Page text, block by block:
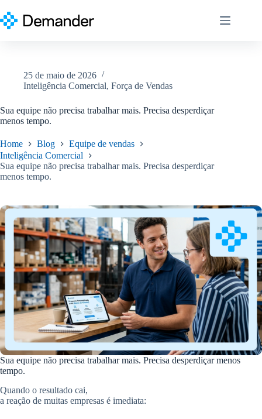
para
o
25 de maio de 2026
Inteligência Comercial, Força de Vendas
Sua equipe não precisa trabalhar mais. Precisa desperdiçar
menos tempo.
Home Blog
Equipe de vendas
Inteligência Comercial
Sua equipe não precisa trabalhar mais. Precisa desperdiçar
menos tempo.
Sua equipe não precisa trabalhar mais. Precisa desperdiçar menos
tempo.
Quando o resultado cai,
a reação de muitas empresas é imediata: